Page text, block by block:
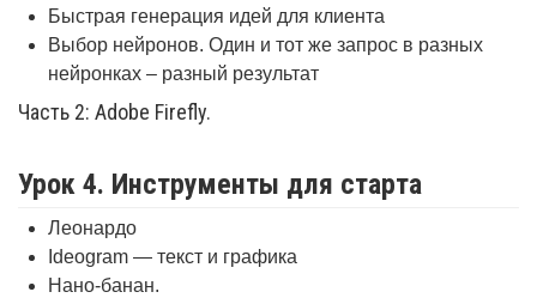
Быстрая генерация идей для клиента
Выбор нейронов. Один и тот же запрос в разных
нейронках – разный результат
Часть 2: Adobe Firefly.
Урок 4. Инструменты для старта
Леонардо
Ideogram — текст и графика
Нано-банан.